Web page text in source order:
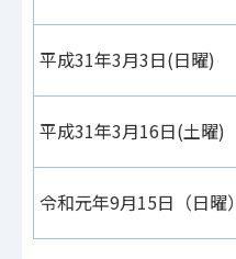
平成31年3月3日(日曜)
平成31年3月16日(土曜)
令和元年9月15日（日曜）